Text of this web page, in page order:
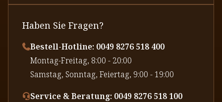
Haben Sie Fragen?
Bestell-Hotline: 0049 8276 518 400
⁠Montag-Freitag, 8:00 - 20:00
⁠Samstag, Sonntag, Feiertag, 9:00 - 19:00
Service & Beratung: 0049 8276 518 100